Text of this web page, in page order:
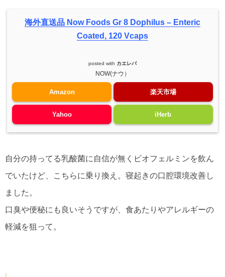
海外直送品 Now Foods Gr 8 Dophilus – Enteric
Coated, 120 Vcaps
posted with カエレバ
NOW(ナウ）
Amazon 楽天市場
Yahoo iHerb
自分の持ってる乳酸菌に自信が無くビオフェルミンを飲ん
でいたけど、こちらに乗り換え。寝起きの口腔環境改善し
ました。
口臭や便秘にも良いそうですが、食あたりやアレルギーの
軽減を狙って。